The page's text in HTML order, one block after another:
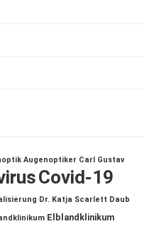
Augenoptiker Carl Gustav
Covid-19
Dr. Katja Scarlett Daub
Elblandklinikum